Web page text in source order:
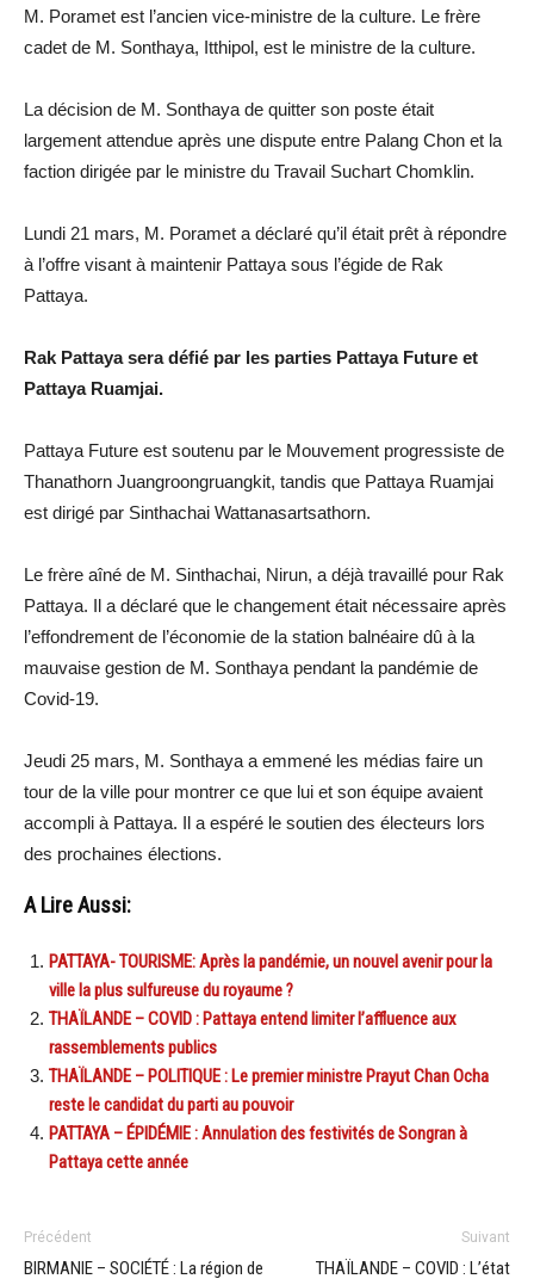
M. Poramet est l’ancien vice-ministre de la culture. Le frère
cadet de M. Sonthaya, Itthipol, est le ministre de la culture.
La décision de M. Sonthaya de quitter son poste était
largement attendue après une dispute entre Palang Chon et la
faction dirigée par le ministre du Travail Suchart Chomklin.
Lundi 21 mars, M. Poramet a déclaré qu’il était prêt à répondre
à l’offre visant à maintenir Pattaya sous l’égide de Rak
Pattaya.
Rak Pattaya sera défié par les parties Pattaya Future et
Pattaya Ruamjai.
Pattaya Future est soutenu par le Mouvement progressiste de
Thanathorn Juangroongruangkit, tandis que Pattaya Ruamjai
est dirigé par Sinthachai Wattanasartsathorn.
Le frère aîné de M. Sinthachai, Nirun, a déjà travaillé pour Rak
Pattaya. Il a déclaré que le changement était nécessaire après
l’effondrement de l’économie de la station balnéaire dû à la
mauvaise gestion de M. Sonthaya pendant la pandémie de
Covid-19.
Jeudi 25 mars, M. Sonthaya a emmené les médias faire un
tour de la ville pour montrer ce que lui et son équipe avaient
accompli à Pattaya. Il a espéré le soutien des électeurs lors
des prochaines élections.
A Lire Aussi:
PATTAYA- TOURISME: Après la pandémie, un nouvel avenir pour la
ville la plus sulfureuse du royaume ?
THAÏLANDE – COVID : Pattaya entend limiter l’affluence aux
rassemblements publics
THAÏLANDE – POLITIQUE : Le premier ministre Prayut Chan Ocha
reste le candidat du parti au pouvoir
PATTAYA – ÉPIDÉMIE : Annulation des festivités de Songran à
Pattaya cette année
Précédent
BIRMANIE – SOCIÉTÉ : La région de
Suivant
THAÏLANDE – COVID : L’état